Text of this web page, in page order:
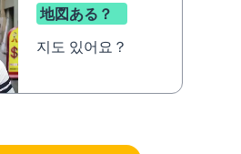
地図ある？
지도 있어요？